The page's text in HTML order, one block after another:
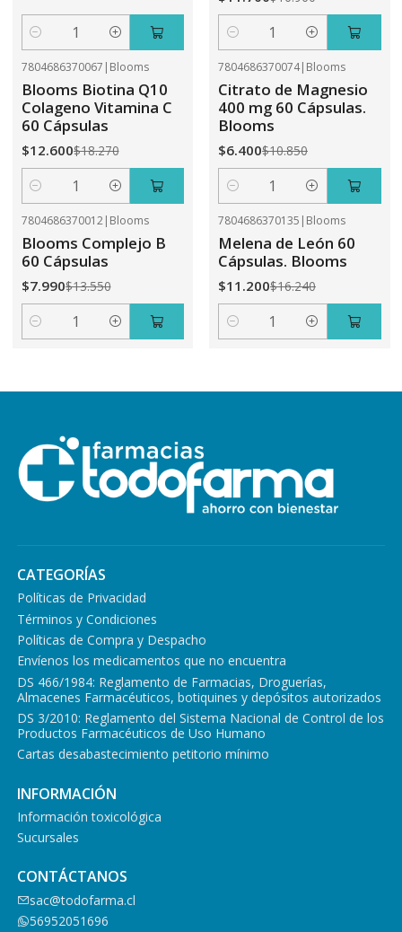
Cantidad Cantidad
7804686370067 | Blooms
Blooms Biotina Q10
Colageno Vitamina C
60 Cápsulas
$12.600$18.270
Cantidad
7804686370074| Blooms
Citrato de Magnesio
400 mg 60 Cápsulas.
Blooms
$6.400$10.850
Cantidad
7804686370012| Blooms
Blooms Complejo B
60 Cápsulas
$7.990$13.550
Cantidad
7804686370135 | Blooms
Melena de León 60
Cápsulas. Blooms
$11.200$16.240
Cantidad
CATEGORÍAS
Políticas de Privacidad
Términos y Condiciones
Políticas de Compra y Despacho
Envíenos los medicamentos que no encuentra
DS 466/1984: Reglamento de Farmacias, Droguerías,
Almacenes Farmacéuticos, botiquines y depósitos autorizados
DS 3/2010: Reglamento del Sistema Nacional de Control de los
Productos Farmacéuticos de Uso Humano
Cartas desabastecimiento petitorio mínimo
INFORMACIÓN
Información toxicológica
Sucursales
CONTÁCTANOS
sac@todofarma.cl
56952051696